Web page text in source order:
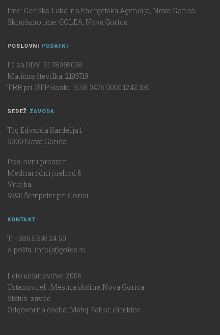
Ime: Goriška Lokalna Energetska Agencija, Nova Gorica
Skrajšano ime: GOLEA, Nova Gorica
POSLOVNI PODATKI
ID za DDV: SI 78059038
Matična številka: 2196719
TRR pri OTP Banki: SI56 0475 0000 1242 330
SEDEŽ ZAVODA
Trg Edvarda Kardelja 1
5000 Nova Gorica
Poslovni prostori:
Mednarodni prehod 6
Vrtojba
5290 Šempeter pri Gorici
KONTAKT
T: +386 5 393 24 60
e-pošta: info(at)golea.si
Leto ustanovitve: 2006
Ustanovitelj: Mestna občina Nova Gorica
Status: zavod
Odgovorna oseba: Matej Pahor, direktor